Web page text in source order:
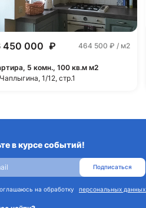
450 000 ₽ 464 500 ₽ / м2
5 комн., 100 кв.м м2
1/12, стр.1
в курсе событий!
Подписаться
на обработку персональных данных.